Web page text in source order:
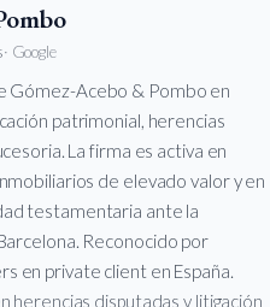
· Google
Gómez-Acebo & Pombo en
patrimonial, herencias
La firma es activa en
de elevado valor y en
testamentaria ante la
Reconocido por
en private client en España.
herencias disputadas y litigación